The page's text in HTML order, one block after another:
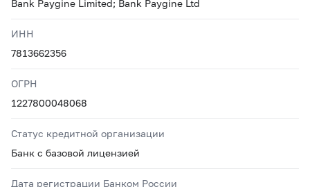
Bank Paygine Limited; Bank Paygine Ltd
ИНН
7813662356
ОГРН
1227800048068
Статус кредитной организации
Банк с базовой лицензией
Дата регистрации Банком России